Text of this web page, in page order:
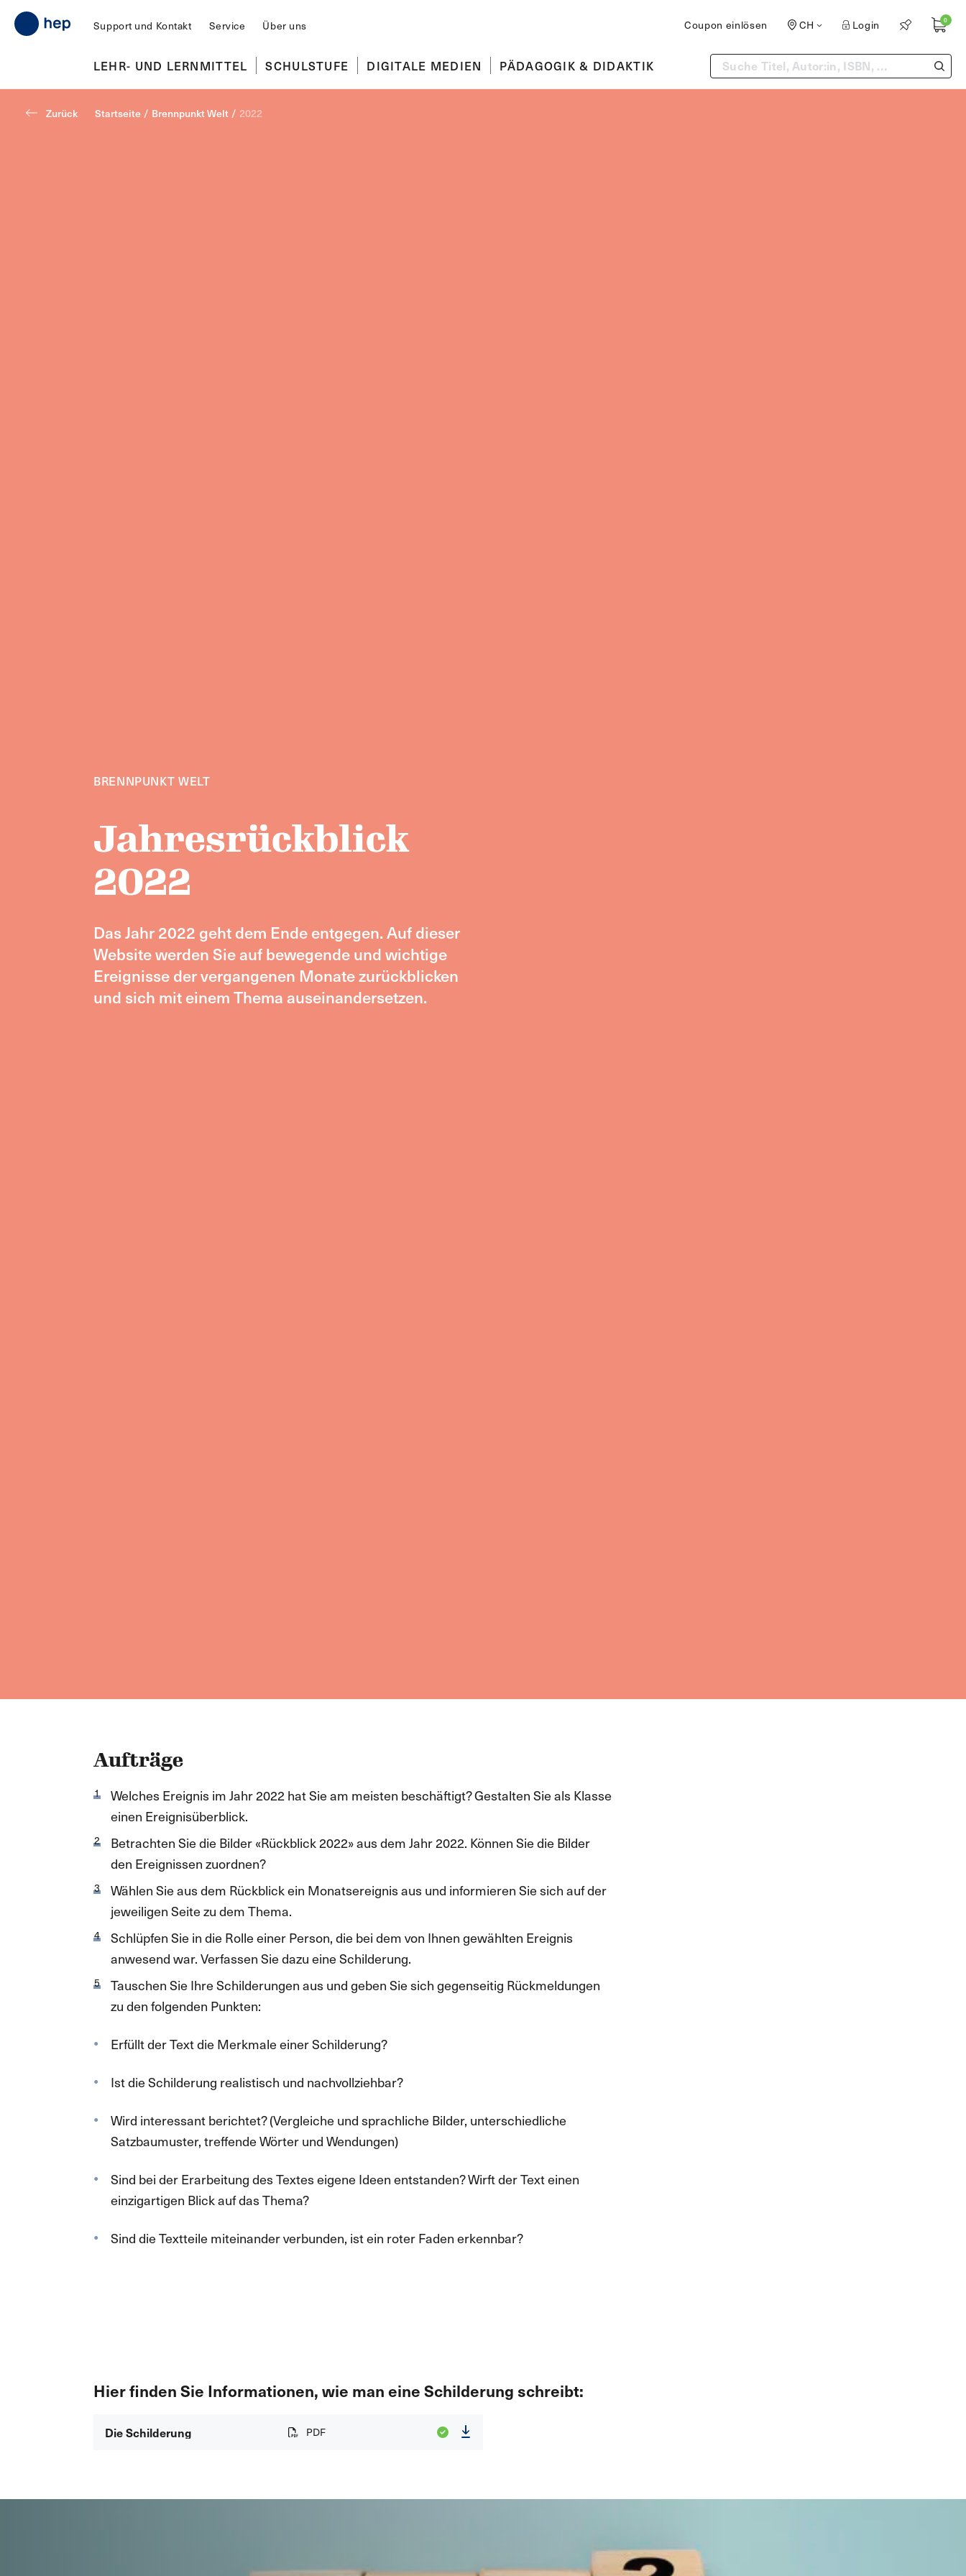
Support und Kontakt Service Über uns
LEHR- UND LERNMITTEL SCHULSTUFE DIGITALE MEDIEN PÄDAGOGIK & DIDAKTIK
Coupon einlösen CH Login 0
Zurück Startseite / Brennpunkt Welt / 2022
BRENNPUNKT WELT
Jahresrückblick
2022
Das Jahr 2022 geht dem Ende entgegen. Auf dieser
Website werden Sie auf bewegende und wichtige
Ereignisse der vergangenen Monate zurückblicken
und sich mit einem Thema auseinandersetzen.
Aufträge
Welches Ereignis im Jahr 2022 hat Sie am meisten beschäftigt? Gestalten Sie als Klasse
einen Ereignisüberblick.
Betrachten Sie die Bilder «Rückblick 2022» aus dem Jahr 2022. Können Sie die Bilder
den Ereignissen zuordnen?
Wählen Sie aus dem Rückblick ein Monatsereignis aus und informieren Sie sich auf der
jeweiligen Seite zu dem Thema.
Schlüpfen Sie in die Rolle einer Person, die bei dem von Ihnen gewählten Ereignis
anwesend war. Verfassen Sie dazu eine Schilderung.
Tauschen Sie Ihre Schilderungen aus und geben Sie sich gegenseitig Rückmeldungen
zu den folgenden Punkten:
Erfüllt der Text die Merkmale einer Schilderung?
Ist die Schilderung realistisch und nachvollziehbar?
Wird interessant berichtet? (Vergleiche und sprachliche Bilder, unterschiedliche
Satzbaumuster, treffende Wörter und Wendungen)
Sind bei der Erarbeitung des Textes eigene Ideen entstanden? Wirft der Text einen
einzigartigen Blick auf das Thema?
Sind die Textteile miteinander verbunden, ist ein roter Faden erkennbar?
Hier finden Sie Informationen, wie man eine Schilderung schreibt:
Die Schilderung PDF